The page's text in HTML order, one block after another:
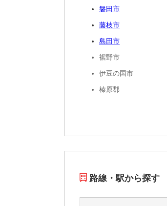
磐田市
藤枝市
島田市
裾野市
伊豆の国市
榛原郡
路線・駅から探す